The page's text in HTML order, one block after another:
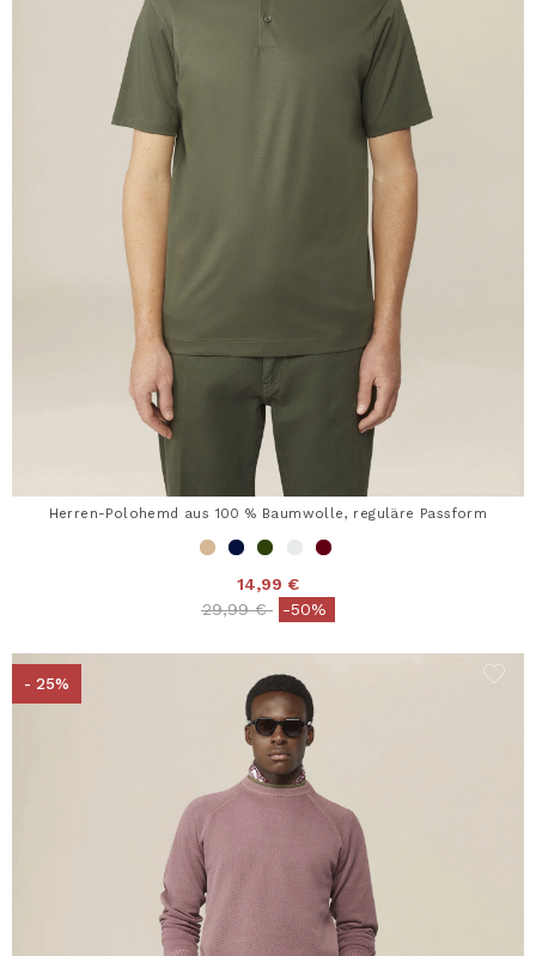
Herren-Polohemd aus 100 % Baumwolle, reguläre Passform
14,99 €
Price reduced from
29,99 €to-50%
- 25%